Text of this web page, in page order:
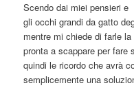
Scendo dai miei pensieri
gli occhi grandi da gatto
mentre mi chiede di farle
pronta a scappare per fare
quindi le ricordo che avrà
semplicemente una